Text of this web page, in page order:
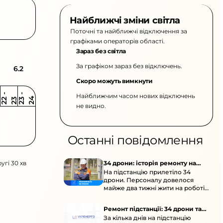
6.2
2 2
-
2 3 2 3
-
2 4
30 хв
Найближчі зміни світла
Поточні та найближчі відключення за
графіками операторів області.
Зараз без світла
За графіком зараз без відключень.
Скоро можуть вимкнути
Найближчим часом нових відключень
не видно.
Останні повідомлення
34 дрони: історія ремонту на
підстанції
На підстанцію прилетіло 34
дрони. Персоналу довелося
майже два тижні жити на роботі
Ремонт підстанції: 34 дрони та
окупація
За кілька днів на підстанцію